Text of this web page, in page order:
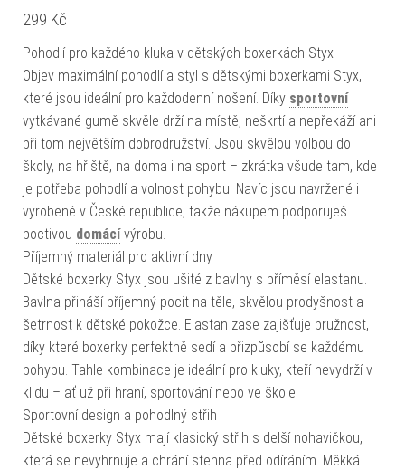
299 Kč
Pohodlí pro každého kluka v dětských boxerkách Styx
Objev maximální pohodlí a styl s dětskými boxerkami Styx,
které jsou ideální pro každodenní nošení. Díky sportovní
vytkávané gumě skvěle drží na místě, neškrtí a nepřekáží ani
při tom největším dobrodružství. Jsou skvělou volbou do
školy, na hřiště, na doma i na sport – zkrátka všude tam, kde
je potřeba pohodlí a volnost pohybu. Navíc jsou navržené i
vyrobené v České republice, takže nákupem podporuješ
poctivou domácívýrobu.
Příjemný materiál pro aktivní dny
Dětské boxerky Styx jsou ušité z bavlny s příměsí elastanu.
Bavlna přináší příjemný pocit na těle, skvělou prodyšnost a
šetrnost k dětské pokožce. Elastan zase zajišťuje pružnost,
díky které boxerky perfektně sedí a přizpůsobí se každému
pohybu. Tahle kombinace je ideální pro kluky, kteří nevydrží v
klidu – ať už při hraní, sportování nebo ve škole.
Sportovní design a pohodlný střih
Dětské boxerky Styx mají klasický střih s delší nohavičkou,
která se nevyhrnuje a chrání stehna před odíráním. Měkká